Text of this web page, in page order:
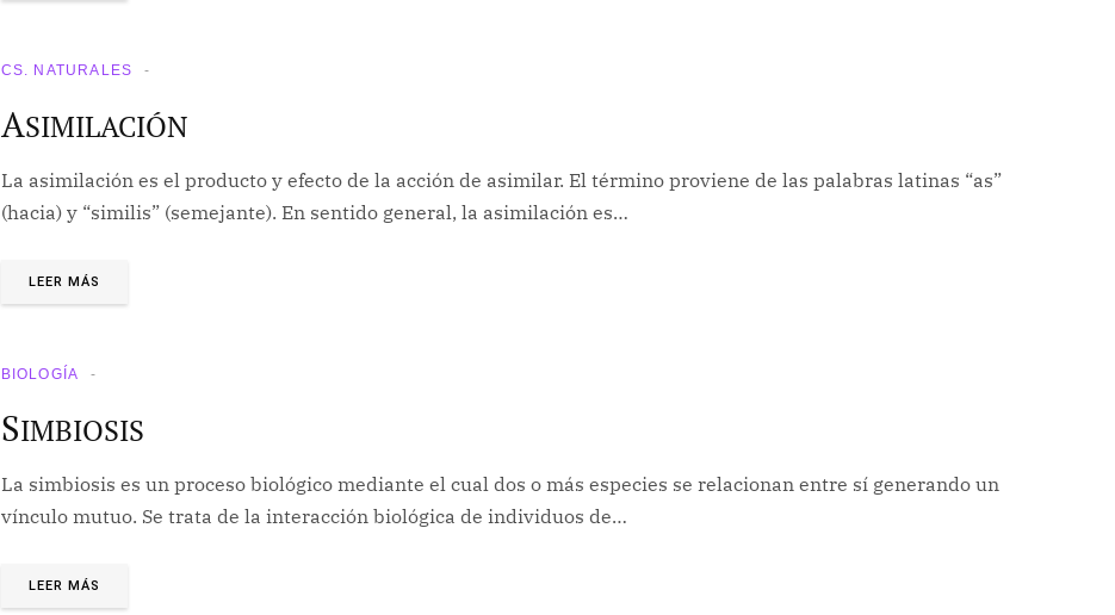
CS. NATURALES
ASIMILACIÓN
La asimilación es el producto y efecto de la acción de asimilar. El término proviene de las palabras latinas “as”
(hacia) y “similis” (semejante). En sentido general, la asimilación es…
LEER MÁS
BIOLOGÍA
SIMBIOSIS
La simbiosis es un proceso biológico mediante el cual dos o más especies se relacionan entre sí generando un
vínculo mutuo. Se trata de la interacción biológica de individuos de…
LEER MÁS